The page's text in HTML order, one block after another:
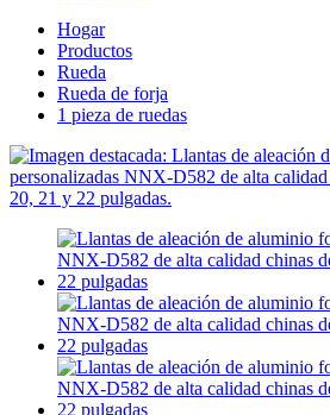
Hogar
Productos
Rueda
Rueda de forja
1 pieza de ruedas